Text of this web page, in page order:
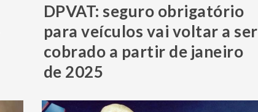
DPVAT: seguro obrigatório
para veículos vai voltar a ser
cobrado a partir de janeiro
de 2025